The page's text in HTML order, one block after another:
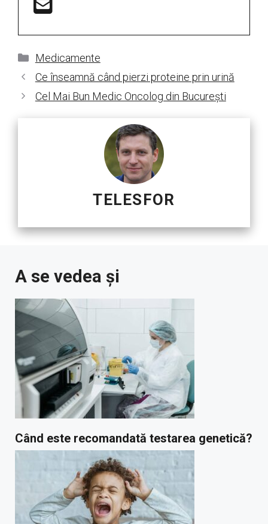
Categorii
Medicamente
Ce înseamnă când pierzi proteine prin urină
Cel Mai Bun Medic Oncolog din București
TELESFOR
A se vedea și
Când este recomandată testarea genetică?